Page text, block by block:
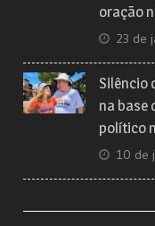
oração
23 de
Silêncio
na base
político
10 de